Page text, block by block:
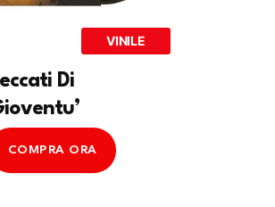
VINILE
Di
COMPRA ORA